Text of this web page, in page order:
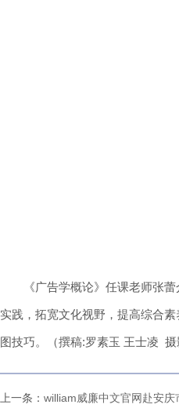
《广告学概论》任课老师张
实践，拓宽文化视野，提高综合
图技巧。（撰稿:罗素玉 王士凌 摄
上一条： william威廉中文官网赴安